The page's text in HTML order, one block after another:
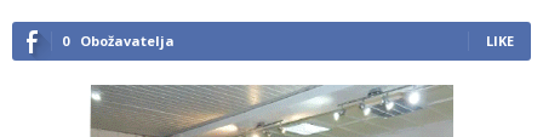
0 Obožavatelja LIKE